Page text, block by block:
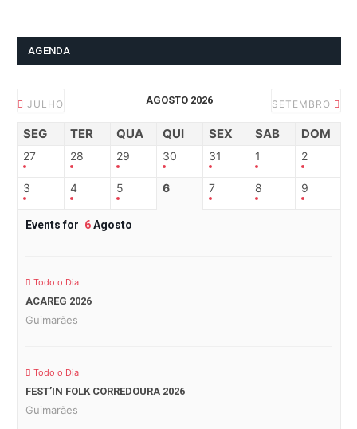
AGENDA
JULHO AGOSTO 2026 SETEMBRO
SEG TER QUA QUI SEX SAB DOM
27 28 29 30 31 1 2
3 4 5 6 7 8 9
Events for 6Agosto
Todo o Dia
ACAREG 2026
Guimarães
Todo o Dia
FEST’IN FOLK CORREDOURA 2026
Guimarães